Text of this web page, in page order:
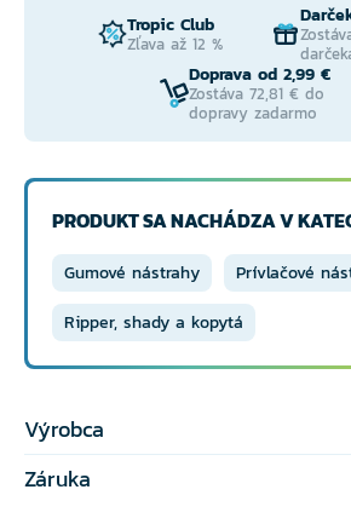
Tropic Club
Zľava až 12 %
Doprava od 2,99 €
Zostáva 72,81 € do
dopravy zadarmo
PRODUKT SA NACHÁDZA V
Gumové nástrahy
Prívlačové
Ripper, shady a kopytá
Výrobca
Záruka